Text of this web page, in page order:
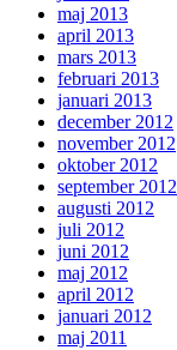
maj 2013
april 2013
mars 2013
februari 2013
januari 2013
december 2012
november 2012
oktober 2012
september 2012
augusti 2012
juli 2012
juni 2012
maj 2012
april 2012
januari 2012
maj 2011